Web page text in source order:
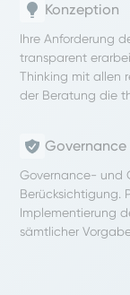
Konzeption
Ihre Anforderung
transparent
Thinking mit allen
der Beratung die
Governance
Governance- und
Berücksichtigung.
Implementierung
sämtlicher